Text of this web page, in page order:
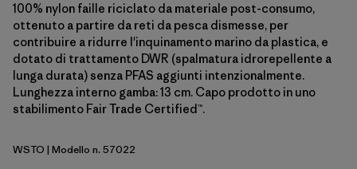
100% nylon faille riciclato da materiale post-consumo,
ottenuto a partire da reti da pesca dismesse, per
contribuire a ridurre l'inquinamento marino da plastica, e
dotato di trattamento DWR (spalmatura idrorepellente a
lunga durata) senza PFAS aggiunti intenzionalmente.
Lunghezza interno gamba: 13 cm. Capo prodotto in uno
stabilimento Fair Trade Certified™.
Weathered Stone
WSTO | Modello n. 57022